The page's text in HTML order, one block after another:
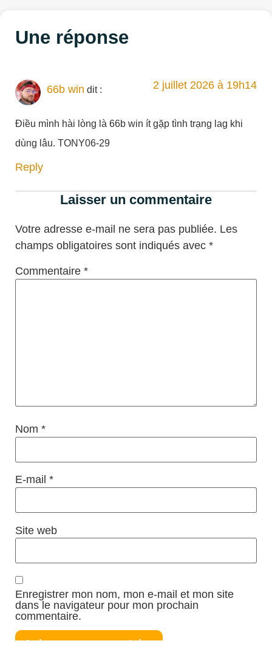
Une réponse
66b win dit : 2 juillet 2026 à 19h14
Điều mình hài lòng là 66b win ít gặp tình trạng lag khi
dùng lâu. TONY06-29
Reply
Laisser un commentaire
Votre adresse e-mail ne sera pas publiée. Les
champs obligatoires sont indiqués avec *
Commentaire *
Nom *
E-mail *
Site web
Enregistrer mon nom, mon e-mail et mon site
dans le navigateur pour mon prochain
commentaire.